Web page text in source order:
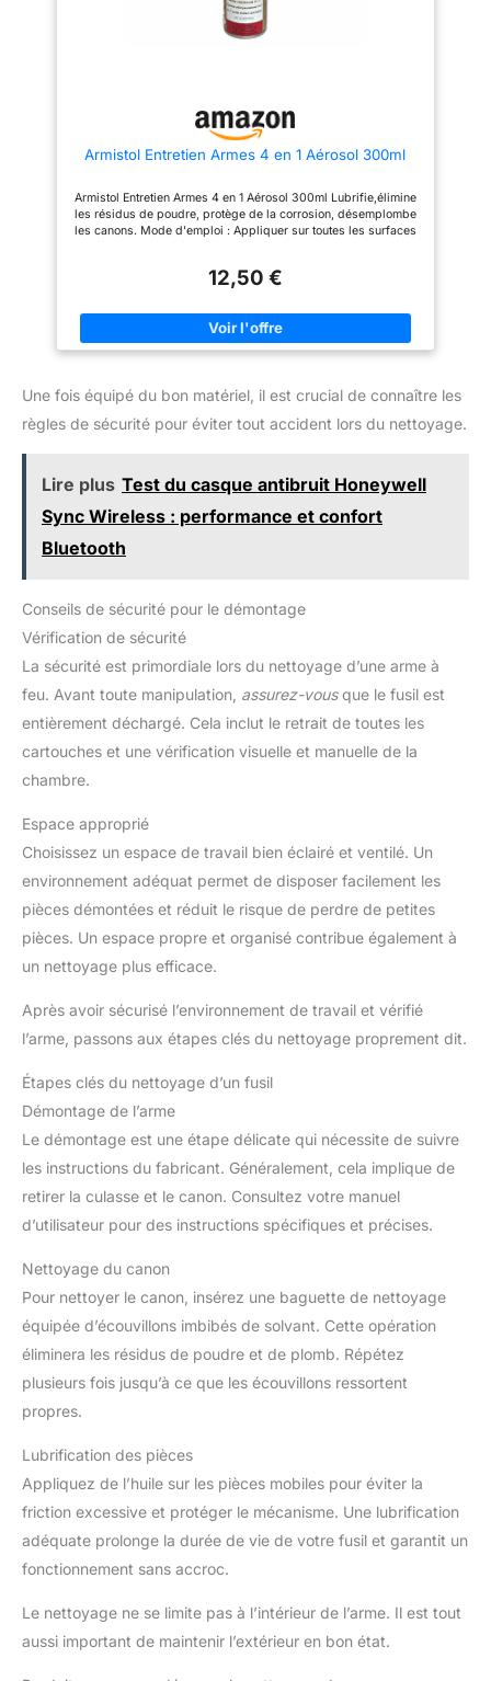
Armistol Entretien Armes 4 en 1 Aérosol 300ml
Armistol Entretien Armes 4 en 1 Aérosol 300ml Lubrifie,élimine
les résidus de poudre, protège de la corrosion, désemplombe
les canons. Mode d'emploi : Appliquer sur toutes les surfaces
nécessaire.
12,50 €
Une fois équipé du bon matériel, il est crucial de connaître les
règles de sécurité pour éviter tout accident lors du nettoyage.
Lire plus Test du casque antibruit Honeywell
Sync Wireless : performance et confort
Bluetooth
Conseils de sécurité pour le démontage
Vérification de sécurité
La sécurité est primordiale lors du nettoyage d’une arme à
feu. Avant toute manipulation, assurez-vousque le fusil est
entièrement déchargé. Cela inclut le retrait de toutes les
cartouches et une vérification visuelle et manuelle de la
chambre.
Espace approprié
Choisissez un espace de travail bien éclairé et ventilé. Un
environnement adéquat permet de disposer facilement les
pièces démontées et réduit le risque de perdre de petites
pièces. Un espace propre et organisé contribue également à
un nettoyage plus efficace.
Après avoir sécurisé l’environnement de travail et vérifié
l’arme, passons aux étapes clés du nettoyage proprement dit.
Étapes clés du nettoyage d’un fusil
Démontage de l’arme
Le démontage est une étape délicate qui nécessite de suivre
les instructions du fabricant. Généralement, cela implique de
retirer la culasse et le canon. Consultez votre manuel
d’utilisateur pour des instructions spécifiques et précises.
Nettoyage du canon
Pour nettoyer le canon, insérez une baguette de nettoyage
équipée d’écouvillons imbibés de solvant. Cette opération
éliminera les résidus de poudre et de plomb. Répétez
plusieurs fois jusqu’à ce que les écouvillons ressortent
propres.
Lubrification des pièces
Appliquez de l’huile sur les pièces mobiles pour éviter la
friction excessive et protéger le mécanisme. Une lubrification
adéquate prolonge la durée de vie de votre fusil et garantit un
fonctionnement sans accroc.
Le nettoyage ne se limite pas à l’intérieur de l’arme. Il est tout
aussi important de maintenir l’extérieur en bon état.